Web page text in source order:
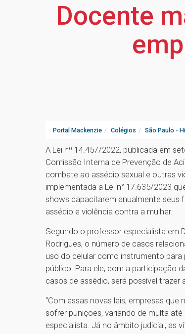
Docente
Portal Mackenzie Colégios São Paulo -
A Lei nº 14.457/2022, publicada em
Comissão Interna de Prevenção de
combate ao assédio sexual e outras
implementada a Lei n° 17.635/2023
shows capacitarem anualmente seus
assédio e violência contra a mulher.
Segundo o professor especialista em
Rodrigues, o número de casos
uso do celular como instrumento
público. Para ele, com a participação
casos de assédio, será possível
“Com essas novas leis, empresas
sofrer punições, variando de multa
especialista. Já no âmbito judicial, as